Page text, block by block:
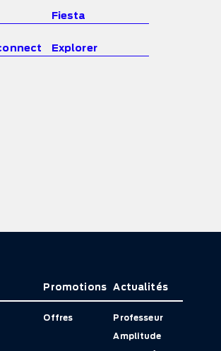
Fiesta
Explorer
Promotions
Offres
Actualités
Professeur
Amplitude